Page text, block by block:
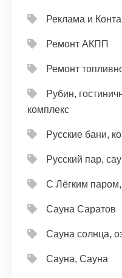
Реклама и
Ремонт АКПП
Ремонт
Рубин,
комплекс
Русские бани,
Русский пар,
С Лёгким паром,
Сауна Саратов
Сауна солнца,
Сауна, Сауна